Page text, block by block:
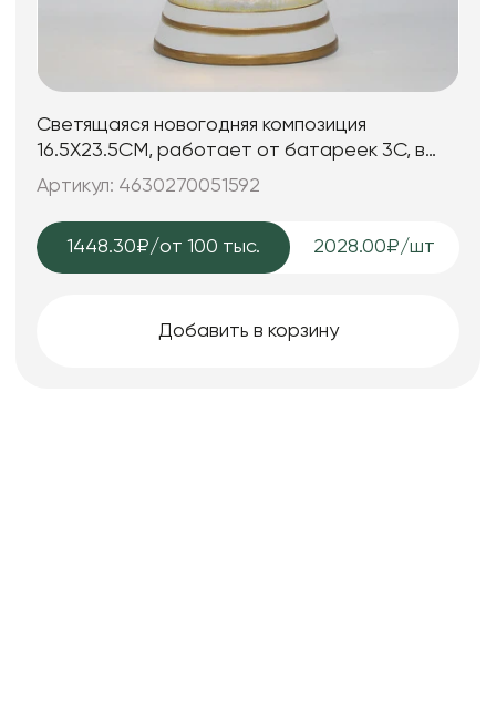
Светящаяся новогодняя композиция
16.5X23.5CM, работает от батареек 3C, в
комплект не входят
Артикул: 4630270051592
1448.30₽/от 100 тыс. 2028.00₽/шт
Добавить в корзину